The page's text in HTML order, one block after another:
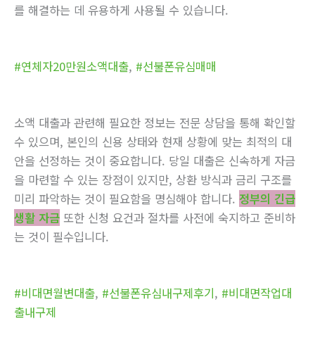
를 해결하는 데 유용하게 사용될 수 있습니다.
#연체자20만원소액대출, #선불폰유심매매
소액 대출과 관련해 필요한 정보는 전문 상담을 통해 확인할
수 있으며, 본인의 신용 상태와 현재 상황에 맞는 최적의 대
안을 선정하는 것이 중요합니다. 당일 대출은 신속하게 자금
을 마련할 수 있는 장점이 있지만, 상환 방식과 금리 구조를
미리 파악하는 것이 필요함을 명심해야 합니다. 정부의 긴급
생활 자금 또한 신청 요건과 절차를 사전에 숙지하고 준비하
는 것이 필수입니다.
#비대면월변대출, #선불폰유심내구제후기, #비대면작업대
출내구제